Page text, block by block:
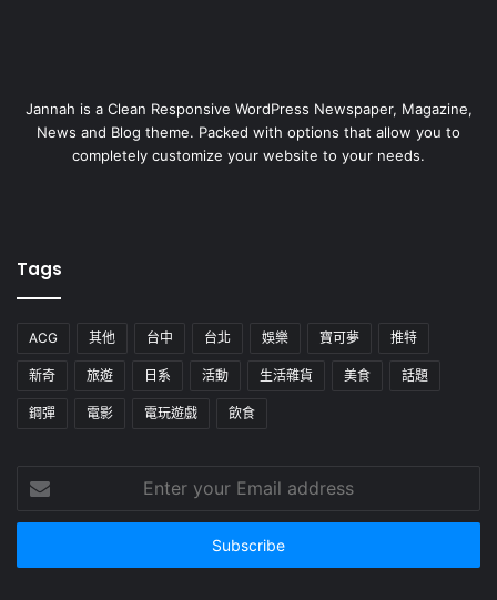
Jannah is a Clean Responsive WordPress Newspaper, Magazine,
News and Blog theme. Packed with options that allow you to
completely customize your website to your needs.
Tags
ACG 其他 台中 台北 娛樂 寶可夢 推特
新奇 旅遊 日系 活動 生活雜貨 美食 話題
鋼彈 電影 電玩遊戲 飲食
your
Email